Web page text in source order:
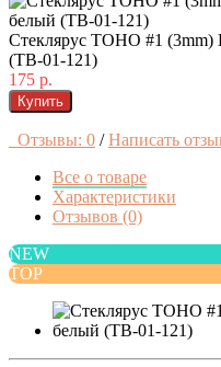
Стеклярус TOHO #1
(TB-01-121)
175 р.
Купить
Отзывы: 0 / Написать
Все о товаре
Характеристики
Отзывов (0)
NEW
TOP